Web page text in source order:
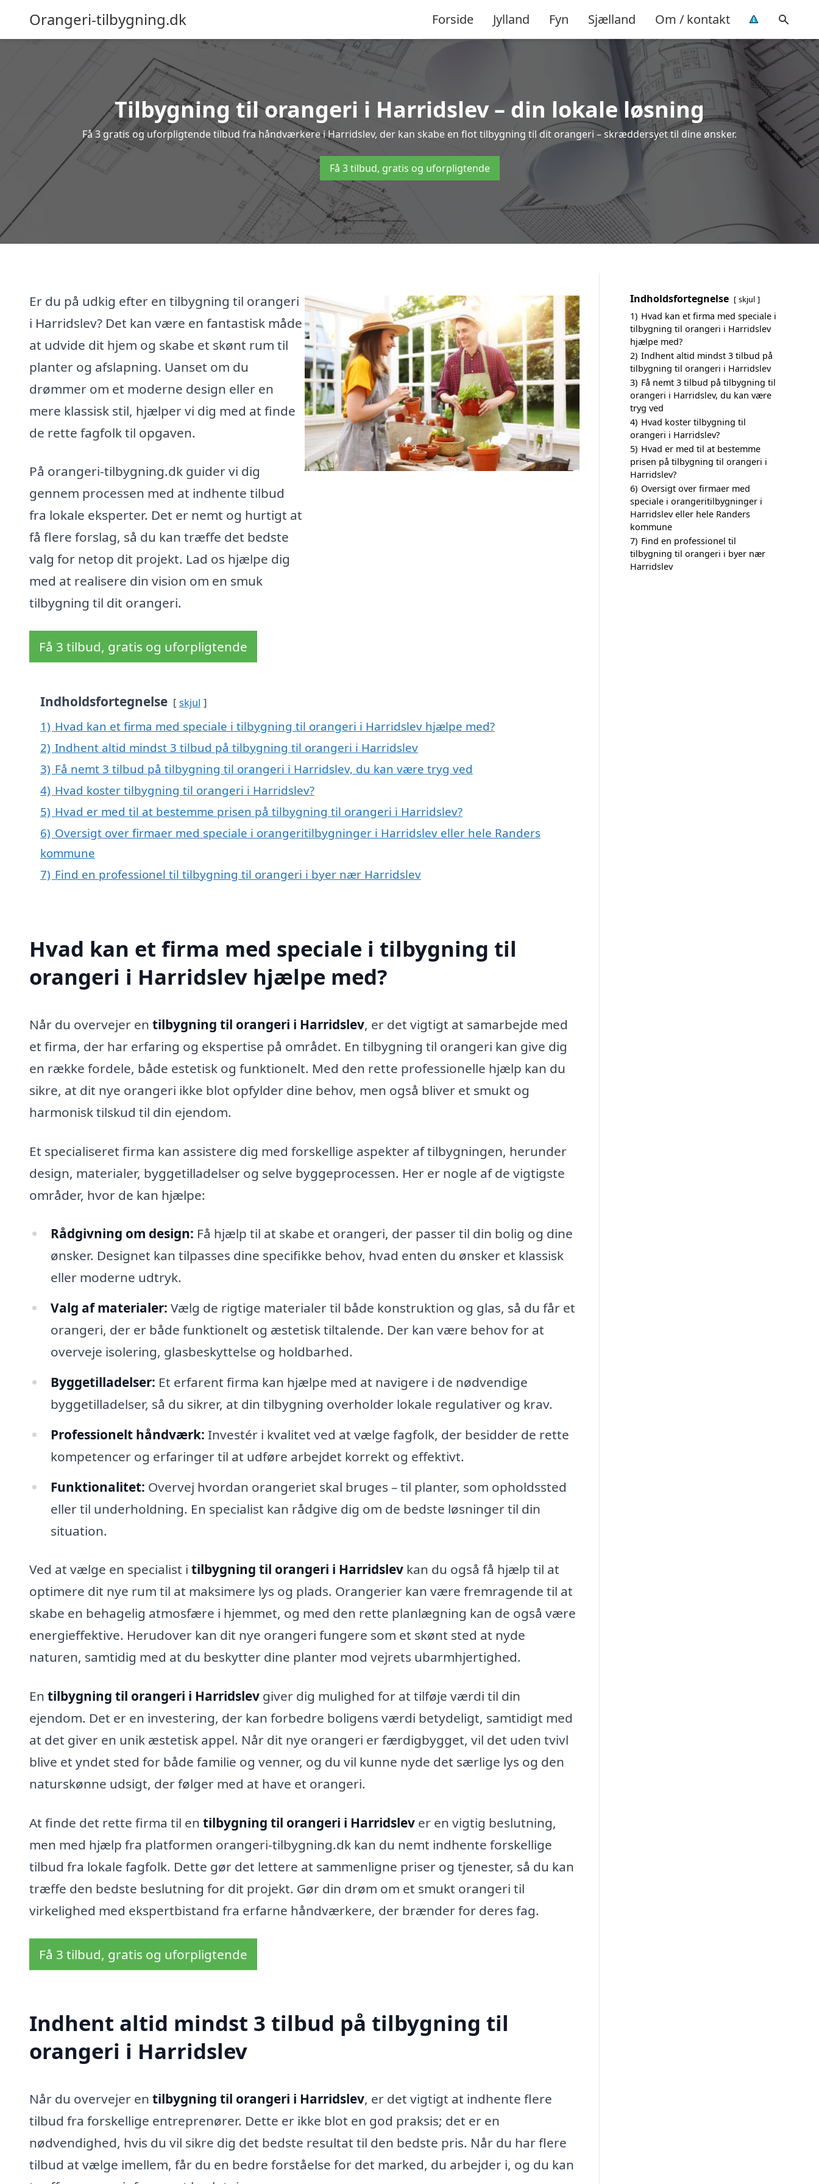
Orangeri-tilbygning.dk Forside Jylland Fyn Sjælland Om / kontakt
Tilbygning til orangeri i Harridslev – din lokale løsning
Få 3 gratis og uforpligtende tilbud fra håndværkere i Harridslev, der kan skabe en flot tilbygning til dit orangeri – skræddersyet til dine ønsker.
Få 3 tilbud, gratis og uforpligtende
Er du på udkig efter en tilbygning til orangeri
i Harridslev? Det kan være en fantastisk måde
at udvide dit hjem og skabe et skønt rum til
planter og afslapning. Uanset om du
drømmer om et moderne design eller en
mere klassisk stil, hjælper vi dig med at finde
de rette fagfolk til opgaven.
På orangeri-tilbygning.dk guider vi dig
gennem processen med at indhente tilbud
fra lokale eksperter. Det er nemt og hurtigt at
få flere forslag, så du kan træffe det bedste
valg for netop dit projekt. Lad os hjælpe dig
med at realisere din vision om en smuk
tilbygning til dit orangeri.
Få 3 tilbud, gratis og uforpligtende
Indholdsfortegnelse skjul
1) Hvad kan et firma med speciale i tilbygning til orangeri i Harridslev hjælpe med?
2) Indhent altid mindst 3 tilbud på tilbygning til orangeri i Harridslev
3) Få nemt 3 tilbud på tilbygning til orangeri i Harridslev, du kan være tryg ved
4) Hvad koster tilbygning til orangeri i Harridslev?
5) Hvad er med til at bestemme prisen på tilbygning til orangeri i Harridslev?
6) Oversigt over firmaer med speciale i orangeritilbygninger i Harridslev eller hele Randers
kommune
7) Find en professionel til tilbygning til orangeri i byer nær Harridslev
Hvad kan et firma med speciale i tilbygning til
orangeri i Harridslev hjælpe med?
Når du overvejer en tilbygning til orangeri i Harridslev, er det vigtigt at samarbejde med
et firma, der har erfaring og ekspertise på området. En tilbygning til orangeri kan give dig
en række fordele, både estetisk og funktionelt. Med den rette professionelle hjælp kan du
sikre, at dit nye orangeri ikke blot opfylder dine behov, men også bliver et smukt og
harmonisk tilskud til din ejendom.
Et specialiseret firma kan assistere dig med forskellige aspekter af tilbygningen, herunder
design, materialer, byggetilladelser og selve byggeprocessen. Her er nogle af de vigtigste
områder, hvor de kan hjælpe:
Rådgivning om design: Få hjælp til at skabe et orangeri, der passer til din bolig og dine
ønsker. Designet kan tilpasses dine specifikke behov, hvad enten du ønsker et klassisk
eller moderne udtryk.
Valg af materialer: Vælg de rigtige materialer til både konstruktion og glas, så du får et
orangeri, der er både funktionelt og æstetisk tiltalende. Der kan være behov for at
overveje isolering, glasbeskyttelse og holdbarhed.
Byggetilladelser: Et erfarent firma kan hjælpe med at navigere i de nødvendige
byggetilladelser, så du sikrer, at din tilbygning overholder lokale regulativer og krav.
Professionelt håndværk: Investér i kvalitet ved at vælge fagfolk, der besidder de rette
kompetencer og erfaringer til at udføre arbejdet korrekt og effektivt.
Funktionalitet: Overvej hvordan orangeriet skal bruges – til planter, som opholdssted
eller til underholdning. En specialist kan rådgive dig om de bedste løsninger til din
situation.
Ved at vælge en specialist i tilbygning til orangeri i Harridslev kan du også få hjælp til at
optimere dit nye rum til at maksimere lys og plads. Orangerier kan være fremragende til at
skabe en behagelig atmosfære i hjemmet, og med den rette planlægning kan de også være
energieffektive. Herudover kan dit nye orangeri fungere som et skønt sted at nyde
naturen, samtidig med at du beskytter dine planter mod vejrets ubarmhjertighed.
En tilbygning til orangeri i Harridslev giver dig mulighed for at tilføje værdi til din
ejendom. Det er en investering, der kan forbedre boligens værdi betydeligt, samtidigt med
at det giver en unik æstetisk appel. Når dit nye orangeri er færdigbygget, vil det uden tvivl
blive et yndet sted for både familie og venner, og du vil kunne nyde det særlige lys og den
naturskønne udsigt, der følger med at have et orangeri.
At finde det rette firma til en tilbygning til orangeri i Harridslev er en vigtig beslutning,
men med hjælp fra platformen orangeri-tilbygning.dk kan du nemt indhente forskellige
tilbud fra lokale fagfolk. Dette gør det lettere at sammenligne priser og tjenester, så du kan
træffe den bedste beslutning for dit projekt. Gør din drøm om et smukt orangeri til
virkelighed med ekspertbistand fra erfarne håndværkere, der brænder for deres fag.
Få 3 tilbud, gratis og uforpligtende
Indhent altid mindst 3 tilbud på tilbygning til
orangeri i Harridslev
Når du overvejer en tilbygning til orangeri i Harridslev, er det vigtigt at indhente flere
tilbud fra forskellige entreprenører. Dette er ikke blot en god praksis; det er en
nødvendighed, hvis du vil sikre dig det bedste resultat til den bedste pris. Når du har flere
tilbud at vælge imellem, får du en bedre forståelse for det marked, du arbejder i, og du kan
Indholdsfortegnelse skjul
1) Hvad kan et firma med speciale i
tilbygning til orangeri i Harridslev
hjælpe med?
2) Indhent altid mindst 3 tilbud på
tilbygning til orangeri i Harridslev
3) Få nemt 3 tilbud på tilbygning til
orangeri i Harridslev, du kan være
tryg ved
4) Hvad koster tilbygning til
orangeri i Harridslev?
5) Hvad er med til at bestemme
prisen på tilbygning til orangeri i
Harridslev?
6) Oversigt over firmaer med
speciale i orangeritilbygninger i
Harridslev eller hele Randers
kommune
7) Find en professionel til
tilbygning til orangeri i byer nær
Harridslev